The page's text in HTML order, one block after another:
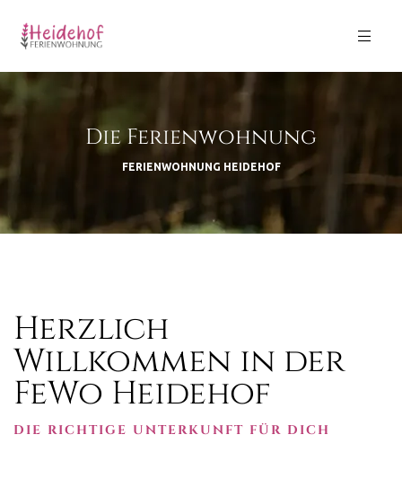
Die Ferienwohnung
FERIENWOHNUNG HEIDEHOF
DIE RICHTIGE UNTERKUNFT FÜR DICH
Herzlich
Willkommen in der
FeWo Heidehof